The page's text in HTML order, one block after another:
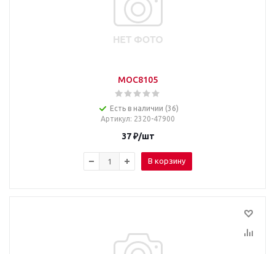
MOC8105
Есть в наличии (36)
Артикул: 2320-47900
37₽/шт
В корзину